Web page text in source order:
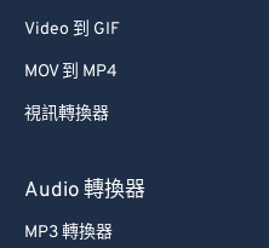
Video 到 GIF
MOV 到 MP4
視訊轉換器
Audio 轉換器
MP3 轉換器